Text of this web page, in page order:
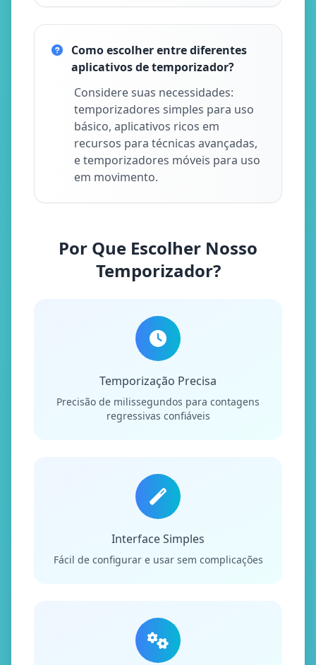
Como escolher entre diferentes
aplicativos de temporizador?
Considere suas necessidades:
temporizadores simples para uso
básico, aplicativos ricos em
recursos para técnicas avançadas,
e temporizadores móveis para uso
em movimento.
Por Que Escolher Nosso
Temporizador?
Temporização Precisa
Precisão de milissegundos para contagens
regressivas confiáveis
Interface Simples
Fácil de configurar e usar sem complicações